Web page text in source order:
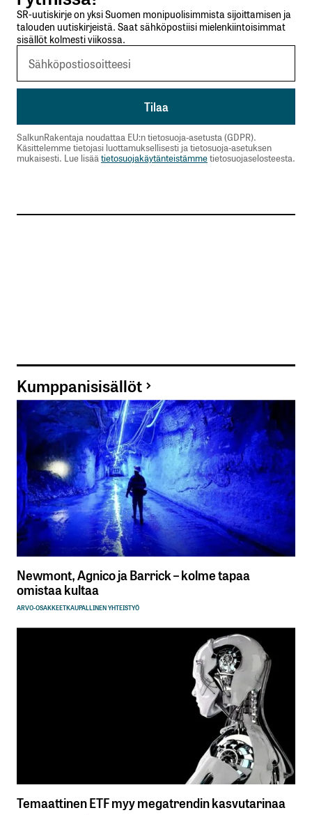
SR-uutiskirje on yksi Suomen monipuolisimmista sijoittamisen ja
talouden uutiskirjeistä. Saat sähköpostiisi mielenkiintoisimmat
sisällöt kolmesti viikossa.
SalkunRakentaja noudattaa EU:n tietosuoja-asetusta (GDPR).
Käsittelemme tietojasi luottamuksellisesti ja tietosuoja-asetuksen
mukaisesti. Lue lisää tietosuojakäytänteistämmetietosuojaselosteesta.
Kumppanisisällöt
Newmont, Agnico ja Barrick – kolme tapaa
omistaa kultaa
ARVO-OSAKKEETKAUPALLINEN YHTEISTYÖ
Temaattinen ETF myy megatrendin kasvutarinaa